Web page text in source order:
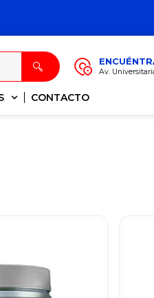
Av.
CONTACTO